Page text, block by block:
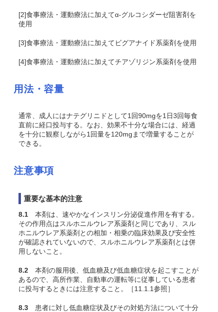
[2]食事療法・運動療法に加えてα-グルコシダーゼ阻害剤を
使用
[3]食事療法・運動療法に加えてビグアナイド系薬剤を使用
[4]食事療法・運動療法に加えてチアゾリジン系薬剤を使用
用法・容量
通常、成人にはナテグリニドとして1回90mgを1日3回毎食
直前に経口投与する。なお、効果不十分な場合には、経過
を十分に観察しながら1回量を120mgまで増量することが
できる。
注意事項
重要な基本的注意
8.1 本剤は、速やかなインスリン分泌促進作用を有する。
その作用点はスルホニルウレア系薬剤と同じであり、スル
ホニルウレア系薬剤との相加・相乗の臨床効果及び安全性
が確認されていないので、スルホニルウレア系薬剤とは併
用しないこと。
8.2 本剤の服用後、低血糖及び低血糖症状を起こすことが
あるので、高所作業、自動車の運転等に従事している患者
に投与するときには注意すること。［11.1.1参照］
8.3 患者に対し低血糖症状及びその対処方法について十分